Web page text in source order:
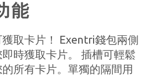
能
取卡片！ Exentri錢包兩側
時獲取卡片。 插槽可輕鬆
所有卡片。單獨的隔間用